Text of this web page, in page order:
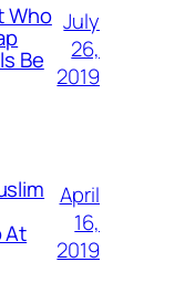
Who
Be
July
26,
2019
At
April
16,
2019